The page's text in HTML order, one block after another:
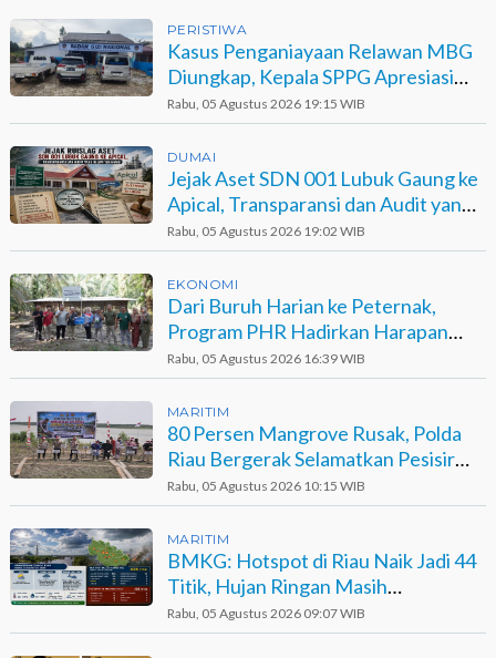
PERISTIWA
Kasus Penganiayaan Relawan MBG
Diungkap, Kepala SPPG Apresiasi
Kinerja Polisi
Rabu, 05 Agustus 2026 19:15 WIB
DUMAI
Jejak Aset SDN 001 Lubuk Gaung ke
Apical, Transparansi dan Audit yang
Belum Terjawab
Rabu, 05 Agustus 2026 19:02 WIB
EKONOMI
Dari Buruh Harian ke Peternak,
Program PHR Hadirkan Harapan
Baru bagi Suku Sakai
Rabu, 05 Agustus 2026 16:39 WIB
MARITIM
80 Persen Mangrove Rusak, Polda
Riau Bergerak Selamatkan Pesisir
Sinaboi
Rabu, 05 Agustus 2026 10:15 WIB
MARITIM
BMKG: Hotspot di Riau Naik Jadi 44
Titik, Hujan Ringan Masih
Berpotensi Terjadi
Rabu, 05 Agustus 2026 09:07 WIB